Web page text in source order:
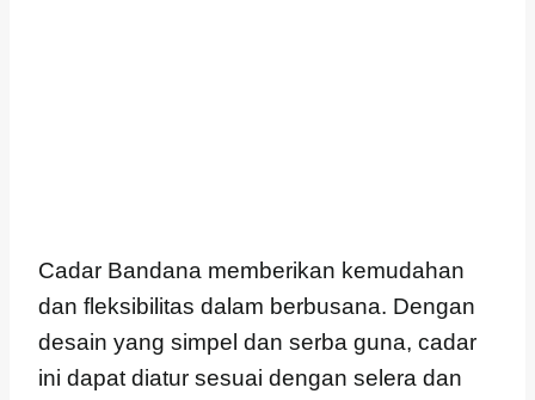
Cadar Bandana memberikan kemudahan
dan fleksibilitas dalam berbusana. Dengan
desain yang simpel dan serba guna, cadar
ini dapat diatur sesuai dengan selera dan